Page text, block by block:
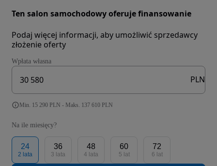
Ten salon samochodowy oferuje finansowanie
Podaj więcej informacji, aby umożliwić sprzedawcy
złożenie oferty
Wpłata własna
PLN
Min. 15 290 PLN - Maks. 137 610 PLN
Na ile miesięcy?
24
2 lata
36
3 lata
48
4 lata
60
5 lat
72
6 lat